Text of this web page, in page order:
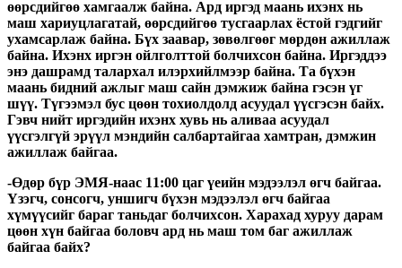
өөрсдийгөө хамгаалж байна. Ард иргэд маань ихэнх нь
маш хариуцлагатай, өөрсдийгөө тусгаарлах ёстой гэдгийг
ухамсарлаж байна. Бүх заавар, зөвөлгөөг мөрдөн ажиллаж
байна. Ихэнх иргэн ойлголттой болчихсон байна. Иргэддээ
энэ дашрамд талархал илэрхийлмээр байна. Та бүхэн
маань бидний ажлыг маш сайн дэмжиж байна гэсэн үг
шүү. Түгээмэл бус цөөн тохиолдолд асуудал үүсгэсэн байх.
Гэвч нийт иргэдийн ихэнх хувь нь аливаа асуудал
үүсгэлгүй эрүүл мэндийн салбартайгаа хамтран, дэмжин
ажиллаж байгаа.
-Өдөр бүр ЭМЯ-наас 11:00 цаг үеийн мэдээлэл өгч байгаа.
Үзэгч, сонсогч, уншигч бүхэн мэдээлэл өгч байгаа
хүмүүсийг бараг таньдаг болчихсон. Харахад хуруу дарам
цөөн хүн байгаа боловч ард нь маш том баг ажиллаж
байгаа байх?